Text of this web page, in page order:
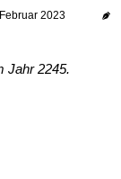
2023
Jahr 2245.